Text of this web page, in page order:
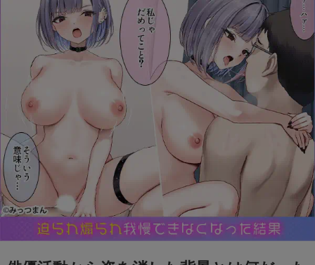
モンスト抽選会の炎上理由は？謝罪と再実施の
経緯をわかりやすく解説
フェルメール展のtabiwa先行チケット待ち？ア
クセスできなくても買える？
FIFAワールドカップ2026はどこで見れる？配
信は無料で見れる？
BeReal 無制限はいつまで？終わりはいつな
の？注意事項についても